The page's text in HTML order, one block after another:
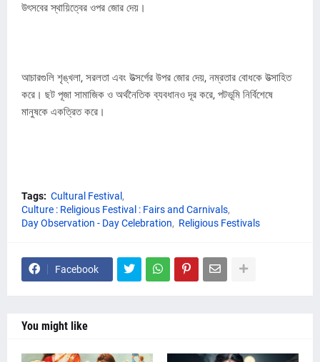
উৎসবের স্থায়িত্বের ওপর জোর দেয়।
আচারগুলি শৃঙ্খলা, সরলতা এবং উত্সর্গের উপর জোর দেয়, নম্রতার বোধকে উত্সাহিত
করে। ছট পূজা সামাজিক ও অর্থনৈতিক ব্যবধানও দূর করে, পটভূমি নির্বিশেষে
মানুষকে একত্রিত করে।
Tags: Cultural Festival
Culture : Religious Festival : Fairs and Carnivals
Day Observation - Day Celebration
Religious Festivals
Facebook
You might like